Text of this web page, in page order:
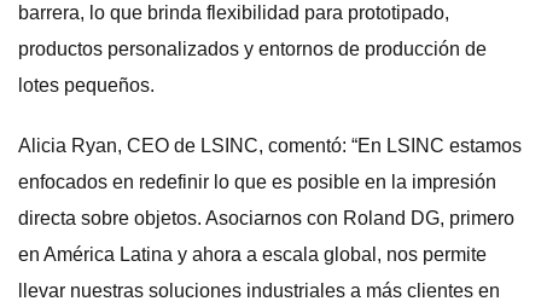
barrera, lo que brinda flexibilidad para prototipado,
productos personalizados y entornos de producción de
lotes pequeños.
Alicia Ryan, CEO de LSINC, comentó: “En LSINC estamos
enfocados en redefinir lo que es posible en la impresión
directa sobre objetos. Asociarnos con Roland DG, primero
en América Latina y ahora a escala global, nos permite
llevar nuestras soluciones industriales a más clientes en